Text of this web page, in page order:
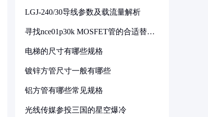
LGJ-240/30导线参数及载流量解析
寻找nce01p30k MOSFET管的合适替代
电梯的尺寸有哪些规格
镀锌方管尺寸一般有哪些
铝方管有哪些常见规格
光线传媒参投三国的星空爆冷